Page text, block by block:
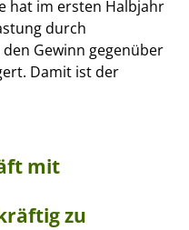
hat im ersten Halbjahr
durch
Gewinn gegenüber
Damit ist der
mit
zu